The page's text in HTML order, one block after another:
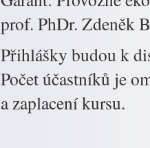
prof. PhDr. Zdeněk
Přihlášky budou k
Počet účastníků je
a zaplacení kursu.